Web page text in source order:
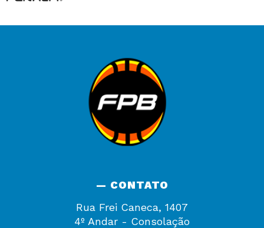
— CONTATO
Rua Frei Caneca, 1407
4º Andar - Consolação